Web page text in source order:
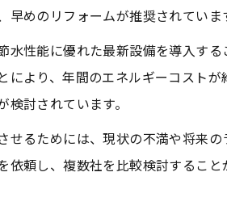
安心
早めのリフォームが推奨されていま
水性能に優れた最新設備を導入す
により、年間のエネルギーコスト
討されています。
せるためには、現状の不満や将来
依頼し、複数社を比較検討すること